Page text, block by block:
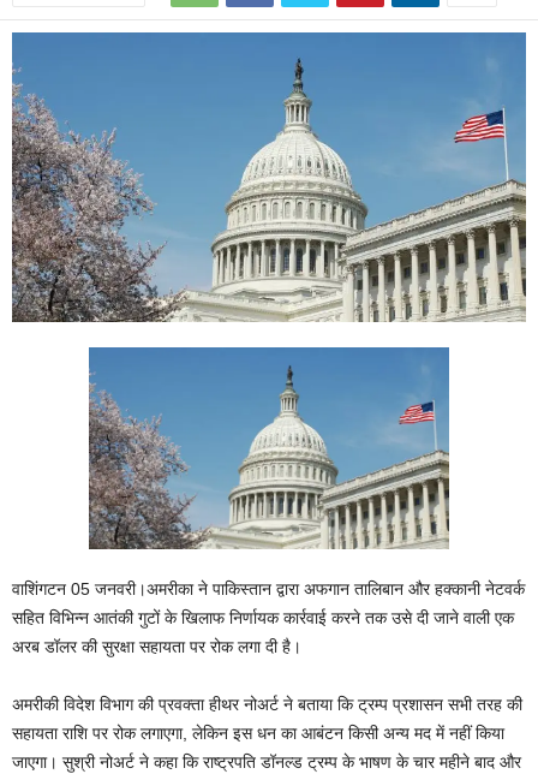
वाशिंगटन 05 जनवरी।अमरीका ने पाकिस्‍तान द्वारा अफगान तालिबान और हक्‍कानी नेटवर्क
सहित विभिन्‍न आतंकी गुटों के खिलाफ निर्णायक कार्रवाई करने तक उसे दी जाने वाली एक
अरब डॉलर की सुरक्षा सहायता पर रोक लगा दी है।
अमरीकी विदेश विभाग की प्रवक्‍ता हीथर नोअर्ट ने बताया कि ट्रम्‍प प्रशासन सभी तरह की
सहायता राशि पर रोक लगाएगा, लेकिन इस धन का आबंटन किसी अन्‍य मद में नहीं किया
जाएगा। सुश्री नोअर्ट ने कहा कि राष्‍ट्रपति डॉनल्‍ड ट्रम्‍प के भाषण के चार महीने बाद और